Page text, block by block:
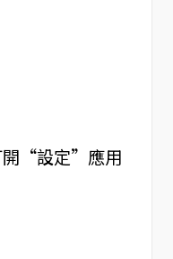
開“設定”應用